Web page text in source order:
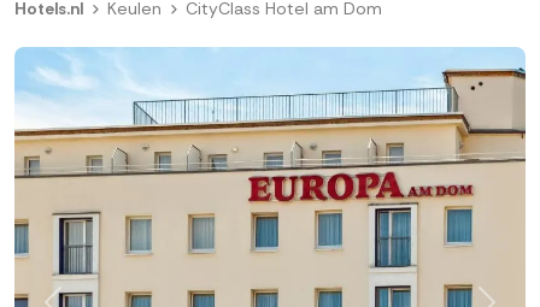
Hotels.nl Keulen CityClass Hotel am Dom